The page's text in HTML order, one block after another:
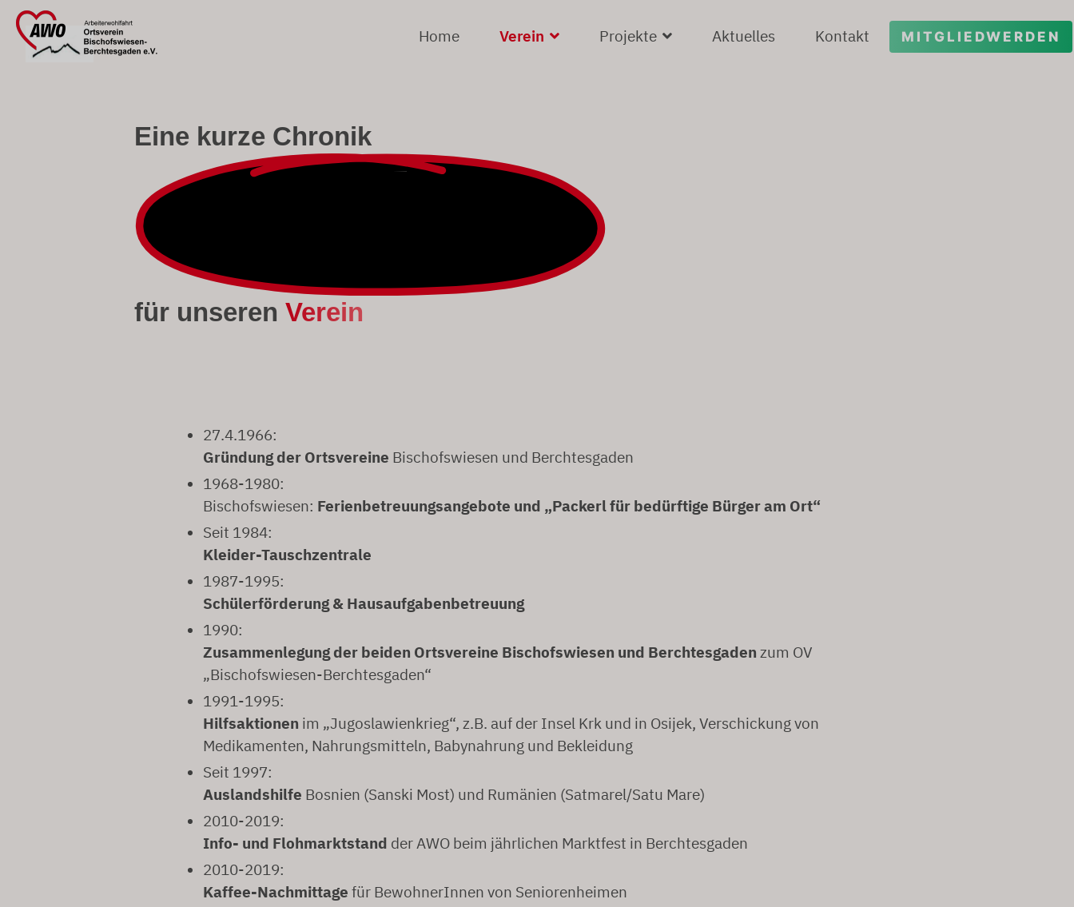
Home Verein Projekte Aktuelles Kontakt MITGLIEDWERDEN
Eine kurze Chronik
für unseren Verein
27.4.1966:
Gründung der Ortsvereine Bischofswiesen und Berchtesgaden
1968-1980:
Bischofswiesen: Ferienbetreuungsangebote und „Packerl für bedürftige Bürger am Ort“
Seit 1984:
Kleider-Tauschzentrale
1987-1995:
Schülerförderung & Hausaufgabenbetreuung
1990:
Zusammenlegung der beiden Ortsvereine Bischofswiesen und Berchtesgaden zum OV
„Bischofswiesen-Berchtesgaden“
1991-1995:
Hilfsaktionen im „Jugoslawienkrieg“, z.B. auf der Insel Krk und in Osijek, Verschickung von
Medikamenten, Nahrungsmitteln, Babynahrung und Bekleidung
Seit 1997:
Auslandshilfe Bosnien (Sanski Most) und Rumänien (Satmarel/Satu Mare)
2010-2019:
Info- und Flohmarktstand der AWO beim jährlichen Marktfest in Berchtesgaden
2010-2019:
Kaffee-Nachmittage für BewohnerInnen von Seniorenheimen